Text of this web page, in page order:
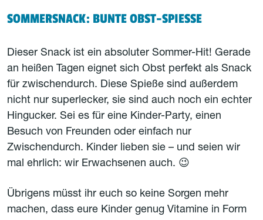
SOMMERSNACK: BUNTE OBST-SPIESSE
Dieser Snack ist ein absoluter Sommer-Hit! Gerade
an heißen Tagen eignet sich Obst perfekt als Snack
für zwischendurch. Diese Spieße sind außerdem
nicht nur superlecker, sie sind auch noch ein echter
Hingucker. Sei es für eine Kinder-Party, einen
Besuch von Freunden oder einfach nur
Zwischendurch. Kinder lieben sie – und seien wir
mal ehrlich: wir Erwachsenen auch. 😉
Übrigens müsst ihr euch so keine Sorgen mehr
machen, dass eure Kinder genug Vitamine in Form